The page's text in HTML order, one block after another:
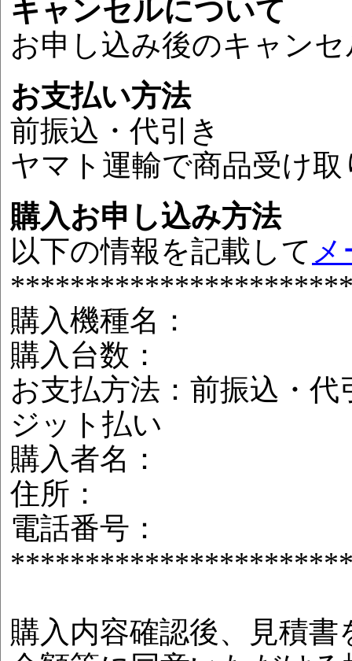
キャンセルについて
お申し込み後のキャン
お支払い方法
前振込・代引き
ヤマト運輸で商品受け
購入お申し込み方法
以下の情報を記載して
購入機種名：
購入台数：
お支払方法：前振込・
ジット払い
購入者名：
住所：
電話番号：
購入内容確認後、見積